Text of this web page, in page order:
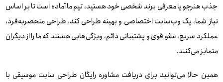
جذب هنرجو یا معرفی برند شخصی خود هستید، تیم ما آماده است تا بر اساس
نیاز شما، یک وب‌سایت اختصاصی و بهینه طراحی کند. طراحی منحصربه‌فرد،
عملکرد سریع، سئو قوی و پشتیبانی دائم، ویژگی‌هایی هستند که ما را از دیگران
متمایز می‌کنند.
همین حالا می‌توانید برای دریافت مشاوره رایگان طراحی سایت موسیقی با